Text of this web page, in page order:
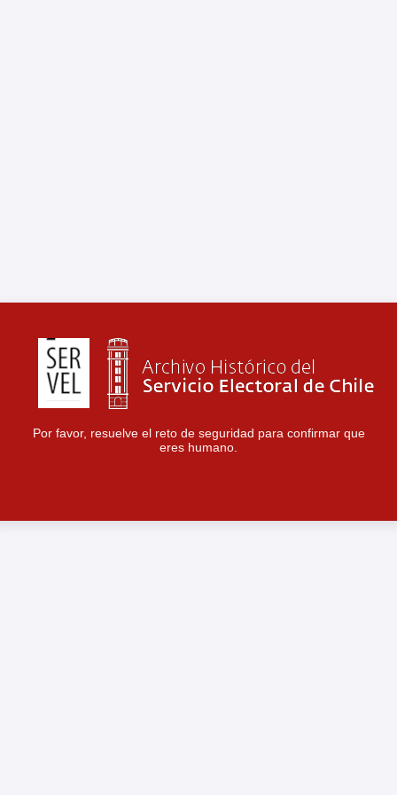
Por favor, resuelve el reto de seguridad para confirmar que
eres humano.